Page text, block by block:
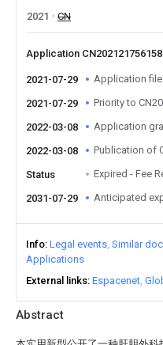
Abstract
2021
CN
Application
2021-07-29 Application
2021-07-29 Priority to
2022-03-08 Application
2022-03-08 Publication of
Status Expired - Fee
2031-07-29 Anticipated
Info Legal events Similar
Applications
External links Espacenet